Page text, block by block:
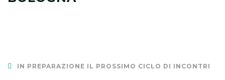
IN PREPARAZIONE IL PROSSIMO CICLO DI INCONTRI